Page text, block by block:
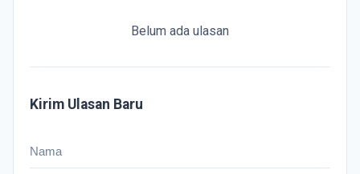
Belum ada ulasan
Kirim Ulasan Baru